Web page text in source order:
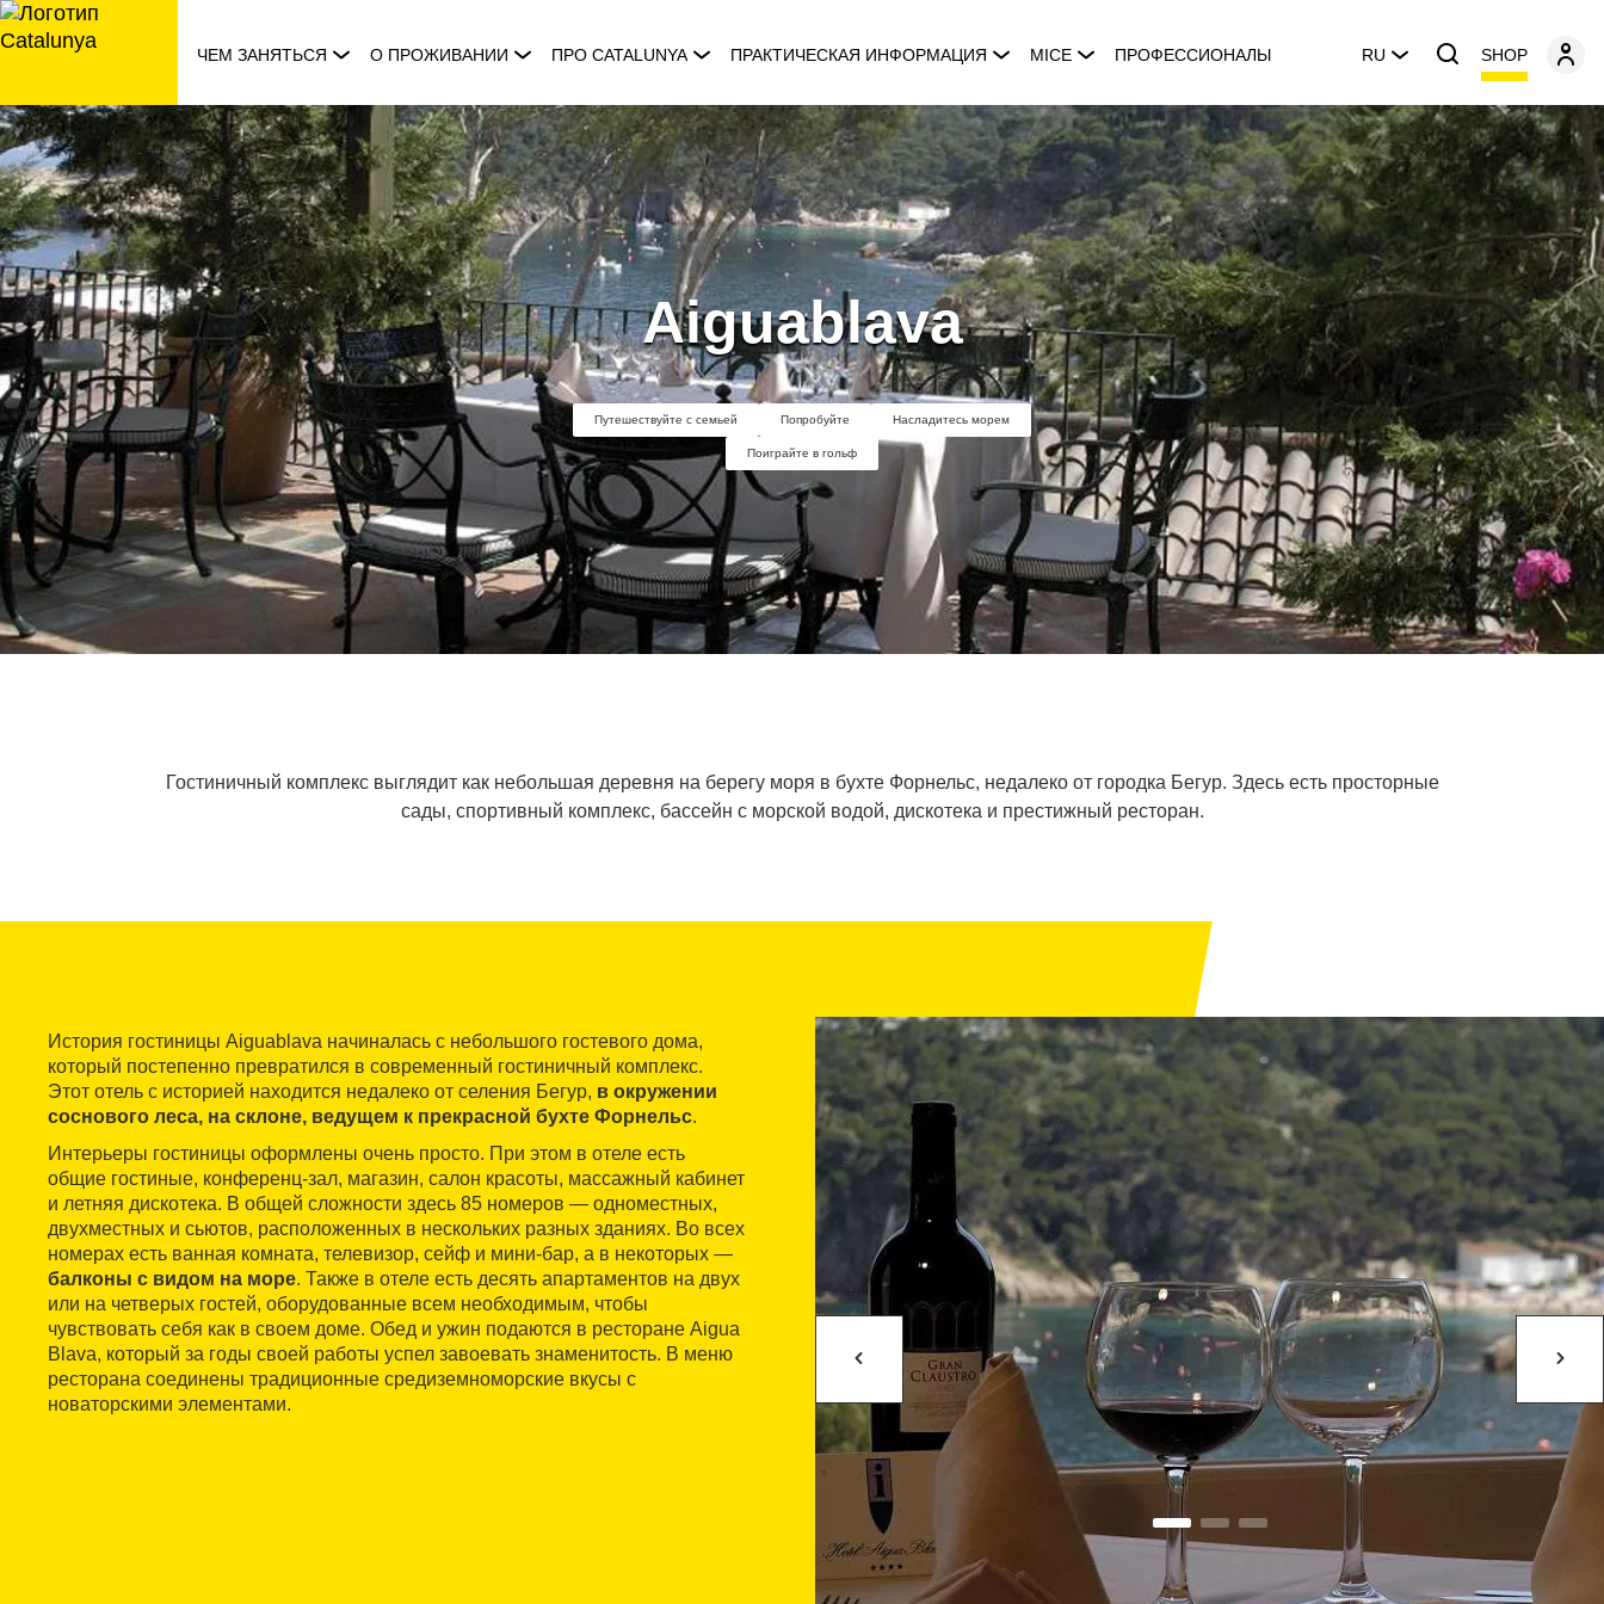
перейти
к
ЧЕМ ЗАНЯТЬСЯ О ПРОЖИВАНИИ ПРО CATALUNYA ПРАКТИЧЕСКАЯ ИНФОРМАЦИЯ MICE ПРОФЕССИОНАЛЫ RU SHOP
Aiguablava
Путешествуйте с семьей Попробуйте Насладитесь морем
Поиграйте в гольф
Гостиничный комплекс выглядит как небольшая деревня на берегу моря в бухте Форнельс, недалеко от городка Бегур. Здесь есть просторные
сады, спортивный комплекс, бассейн с морской водой, дискотека и престижный ресторан.
История гостиницы Aiguablava начиналась с небольшого гостевого дома,
который постепенно превратился в современный гостиничный комплекс.
Этот отель с историей находится недалеко от селения Бегур, в окружении
соснового леса, на склоне, ведущем к прекрасной бухте Форнельс.
Интерьеры гостиницы оформлены очень просто. При этом в отеле есть
общие гостиные, конференц-зал, магазин, салон красоты, массажный кабинет
и летняя дискотека. В общей сложности здесь 85 номеров — одноместных,
двухместных и сьютов, расположенных в нескольких разных зданиях. Во всех
номерах есть ванная комната, телевизор, сейф и мини-бар, а в некоторых —
балконы с видом на море. Также в отеле есть десять апартаментов на двух
или на четверых гостей, оборудованные всем необходимым, чтобы
чувствовать себя как в своем доме. Обед и ужин подаются в ресторане Aigua
Blava, который за годы своей работы успел завоевать знаменитость. В меню
ресторана соединены традиционные средиземноморские вкусы с
новаторскими элементами.